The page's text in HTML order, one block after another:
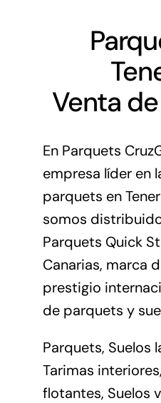
Venta
En Parquets
empresa líder en
parquets en
somos
Parquets Quick
Canarias, marca
prestigio
de parquets y
Parquets, Suelos
Tarimas
flotantes, Suelos